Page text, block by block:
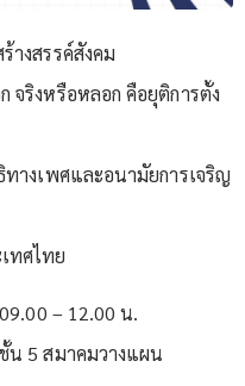
างสรรค์สังคม
จริงหรือหลอก คือยุติการตั้ง
ทางเพศและอนามัยการเจริญ
ทศไทย
– 12.00 น.
น 5 สมาคมวางแผน